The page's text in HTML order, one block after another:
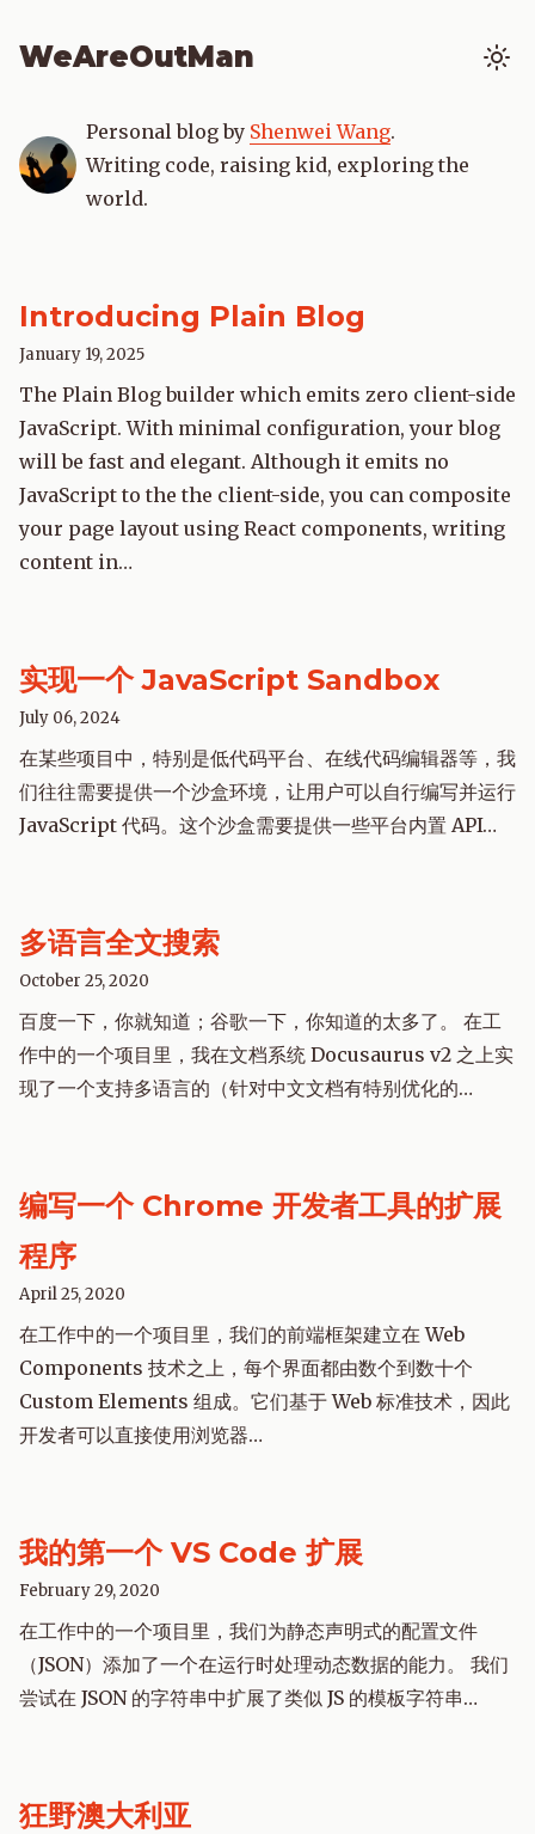
WeAreOutMan
Personal blog by Shenwei Wang.
Writing code, raising kid, exploring the
world.
Introducing Plain Blog
January 19, 2025
The Plain Blog builder which emits zero client-side
JavaScript. With minimal configuration, your blog
will be fast and elegant. Although it emits no
JavaScript to the the client-side, you can composite
your page layout using React components, writing
content in…
实现一个 JavaScript Sandbox
July 06, 2024
在某些项目中，特别是低代码平台、在线代码编辑器等，我
们往往需要提供一个沙盒环境，让用户可以自行编写并运行
JavaScript 代码。这个沙盒需要提供一些平台内置 API…
多语言全文搜索
October 25, 2020
百度一下，你就知道；谷歌一下，你知道的太多了。 在工
作中的一个项目里，我在文档系统 Docusaurus v2 之上实
现了一个支持多语言的（针对中文文档有特别优化的…
编写一个 Chrome 开发者工具的扩展
程序
April 25, 2020
在工作中的一个项目里，我们的前端框架建立在 Web
Components 技术之上，每个界面都由数个到数十个
Custom Elements 组成。它们基于 Web 标准技术，因此
开发者可以直接使用浏览器…
我的第一个 VS Code 扩展
February 29, 2020
在工作中的一个项目里，我们为静态声明式的配置文件
（JSON）添加了一个在运行时处理动态数据的能力。 我们
尝试在 JSON 的字符串中扩展了类似 JS 的模板字符串…
狂野澳大利亚